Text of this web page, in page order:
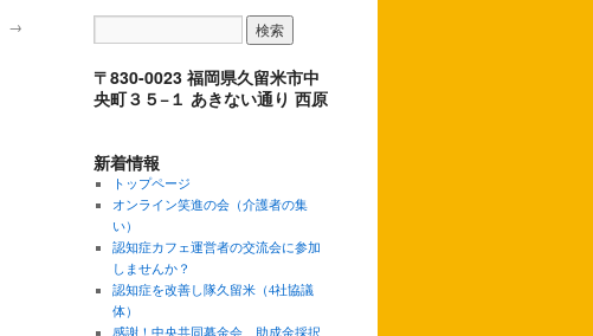
→
〒830-0023 福岡県久留米市中
央町３５−１ あきない通り 西原
新着情報
トップページ
オンライン笑進の会（介護者の集
い）
認知症カフェ運営者の交流会に参加
しませんか？
認知症を改善し隊久留米（4社協議
体）
感謝！中央共同募金会 助成金採択